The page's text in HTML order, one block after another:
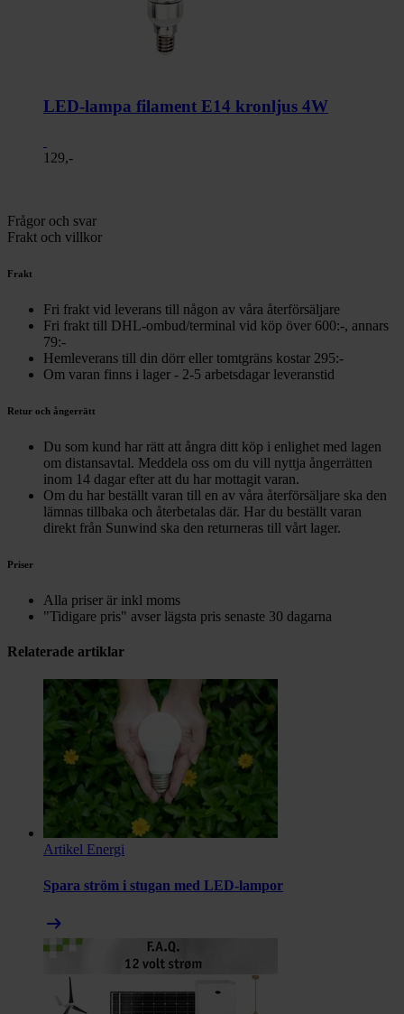
LED-lampa filament E14 kronljus 4W
129,-
Frågor och svar
Frakt och villkor
Frakt
Fri frakt vid leverans till någon av våra återförsäljare
Fri frakt till DHL-ombud/terminal vid köp över 600:-, annars
79:-
Hemleverans till din dörr eller tomtgräns kostar 295:-
Om varan finns i lager - 2-5 arbetsdagar leveranstid
Retur och ångerrätt
Du som kund har rätt att ångra ditt köp i enlighet med lagen
om distansavtal. Meddela oss om du vill nyttja ångerrätten
inom 14 dagar efter att du har mottagit varan.
Om du har beställt varan till en av våra återförsäljare ska den
lämnas tillbaka och återbetalas där. Har du beställt varan
direkt från Sunwind ska den returneras till vårt lager.
Priser
Alla priser är inkl moms
"Tidigare pris" avser lägsta pris senaste 30 dagarna
Relaterade artiklar
Artikel Energi
Spara ström i stugan med LED-lampor
arrow_right_alt